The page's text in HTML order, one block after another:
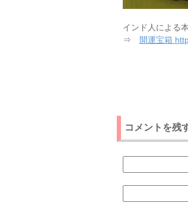
インド人による
⇒ 開運宝箱
コメントを残